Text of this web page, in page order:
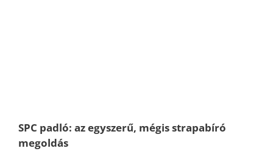
SPC padló: az egyszerű, mégis strapabíró
megoldás